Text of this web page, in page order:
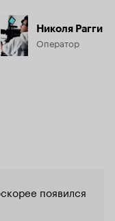
Николя Рагги
Оператор
появился